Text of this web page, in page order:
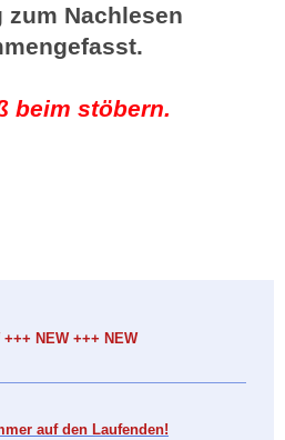
zum Nachlesen
beim stöbern.
+++ NEW +++ NEW
auf den Laufenden!